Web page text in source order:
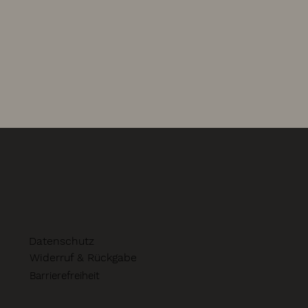
Datenschutz
Widerruf & Rückgabe
Barrierefreiheit